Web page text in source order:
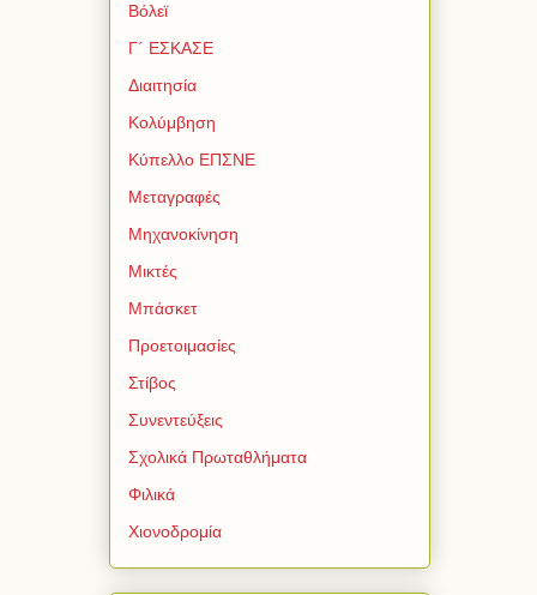
Βόλεϊ
Γ΄ ΕΣΚΑΣΕ
Διαιτησία
Κολύμβηση
Κύπελλο ΕΠΣΝΕ
Μεταγραφές
Μηχανοκίνηση
Μικτές
Μπάσκετ
Προετοιμασίες
Στίβος
Συνεντεύξεις
Σχολικά Πρωταθλήματα
Φιλικά
Χιονοδρομία